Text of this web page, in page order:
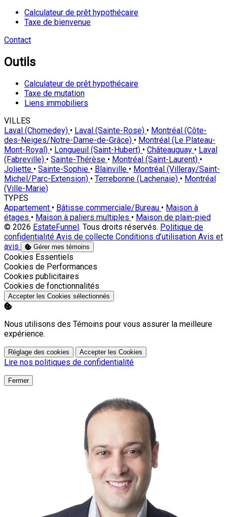
Calculateur de prêt hypothécaire
Taxe de bienvenue
Contact
Outils
Calculateur de prêt hypothécaire
Taxe de mutation
Liens immobiliers
VILLES
Laval (Chomedey) • Laval (Sainte-Rose) • Montréal (Côte-
des-Neiges/Notre-Dame-de-Grâce) • Montréal (Le Plateau-
Mont-Royal) • Longueuil (Saint-Hubert) • Châteauguay • Laval
(Fabreville) • Sainte-Thérèse • Montréal (Saint-Laurent) •
Joliette • Sainte-Sophie • Blainville • Montréal (Villeray/Saint-
Michel/Parc-Extension) • Terrebonne (Lachenaie) • Montréal
(Ville-Marie)
TYPES
Appartement • Bâtisse commerciale/Bureau • Maison à
étages • Maison à paliers multiples • Maison de plain-pied
© 2026 EstateFunnel . Tous droits réservés. Politique de
confidentialité Avis de collecte Conditions d’utilisation Avis et
avis
Gérer mes témoins
Activer
Cookies Essentiels
Activer
Cookies de Performances
Activer
Cookies publicitaires
Activer
Cookies de fonctionnalités
Accepter les Cookies sélectionnés
Nous utilisons des Témoins pour vous assurer la meilleure
expérience.
Réglage des cookies Accepter les Cookies
Lire nos politiques de confidentialité
Fermer